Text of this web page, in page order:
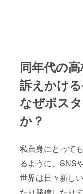
同年代の
訴えかけ
なぜポス
か？
私自身にとって
るように、SNS
世界は日々新し
たり発信したり